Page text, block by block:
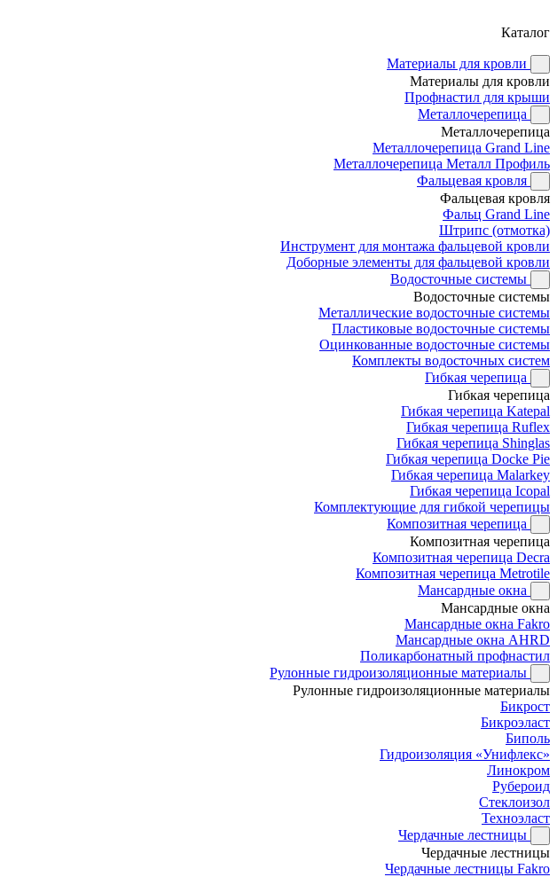
Каталог
Материалы для кровли
Материалы для кровли
Профнастил для крыши
Металлочерепица
Металлочерепица
Металлочерепица Grand Line
Металлочерепица Металл Профиль
Фальцевая кровля
Фальцевая кровля
Фальц Grand Line
Штрипс (отмотка)
Инструмент для монтажа фальцевой кровли
Доборные элементы для фальцевой кровли
Водосточные системы
Водосточные системы
Металлические водосточные системы
Пластиковые водосточные системы
Оцинкованные водосточные системы
Комплекты водосточных систем
Гибкая черепица
Гибкая черепица
Гибкая черепица Katepal
Гибкая черепица Ruflex
Гибкая черепица Shinglas
Гибкая черепица Docke Pie
Гибкая черепица Malarkey
Гибкая черепица Icopal
Комплектующие для гибкой черепицы
Композитная черепица
Композитная черепица
Композитная черепица Decra
Композитная черепица Metrotile
Мансардные окна
Мансардные окна
Мансардные окна Fakro
Мансардные окна AHRD
Поликарбонатный профнастил
Рулонные гидроизоляционные материалы
Рулонные гидроизоляционные материалы
Бикрост
Бикроэласт
Биполь
Гидроизоляция «Унифлекс»
Линокром
Рубероид
Стеклоизол
Техноэласт
Чердачные лестницы
Чердачные лестницы
Чердачные лестницы Fakro